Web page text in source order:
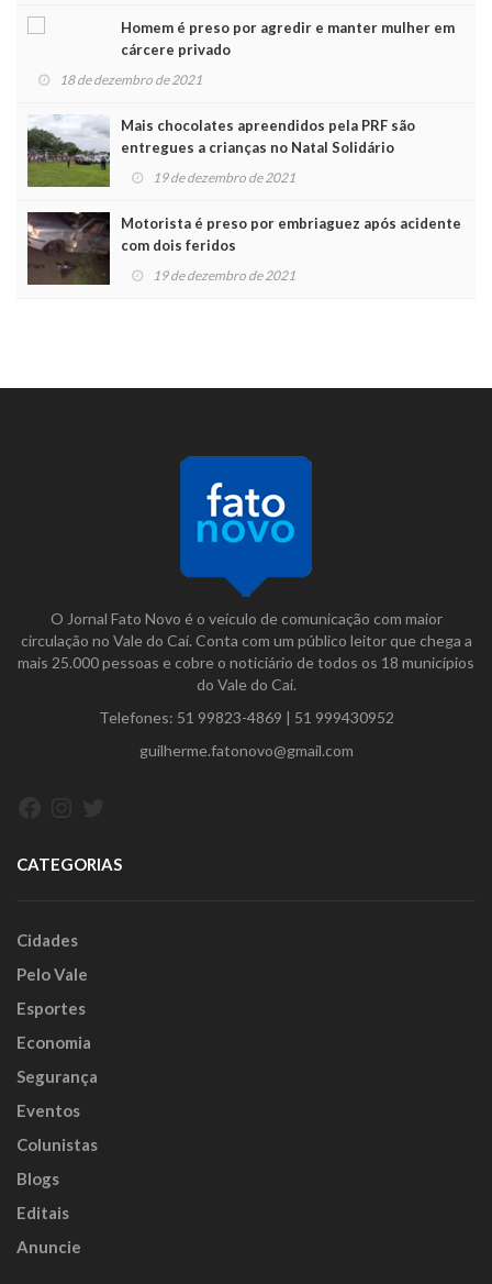
Homem é preso por agredir e manter mulher em
cárcere privado
18 de dezembro de 2021
Mais chocolates apreendidos pela PRF são
entregues a crianças no Natal Solidário
19 de dezembro de 2021
Motorista é preso por embriaguez após acidente
com dois feridos
19 de dezembro de 2021
O Jornal Fato Novo é o veículo de comunicação com maior
circulação no Vale do Caí. Conta com um público leitor que chega a
mais 25.000 pessoas e cobre o noticiário de todos os 18 municípios
do Vale do Caí.
Telefones: 51 99823-4869 | 51 999430952
guilherme.fatonovo@gmail.com
CATEGORIAS
Cidades
Pelo Vale
Esportes
Economia
Segurança
Eventos
Colunistas
Blogs
Editais
Anuncie